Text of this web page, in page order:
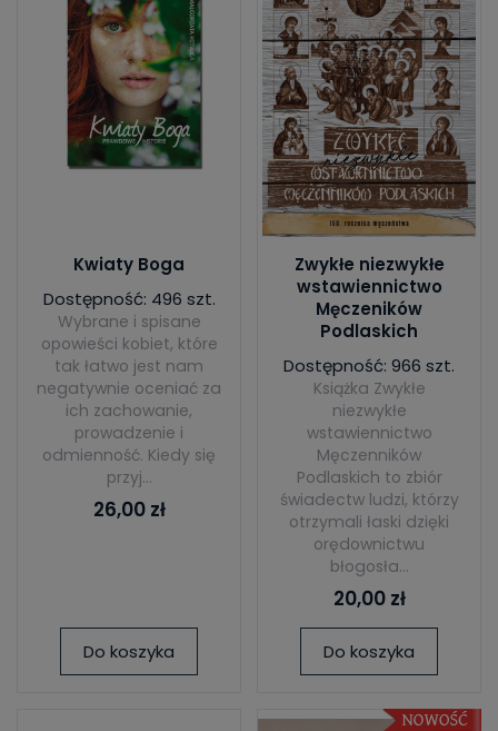
Kwiaty Boga
Dostępność: 496 szt.
Wybrane i spisane
opowieści kobiet, które
tak łatwo jest nam
negatywnie oceniać za
ich zachowanie,
prowadzenie i
odmienność. Kiedy się
przyj...
26,00 zł
Do koszyka
Zwykłe niezwykłe
wstawiennictwo
Męczeników
Podlaskich
Dostępność: 966 szt.
Książka Zwykłe
niezwykłe
wstawiennictwo
Męczenników
Podlaskich to zbiór
świadectw ludzi, którzy
otrzymali łaski dzięki
orędownictwu
błogosła...
20,00 zł
Do koszyka